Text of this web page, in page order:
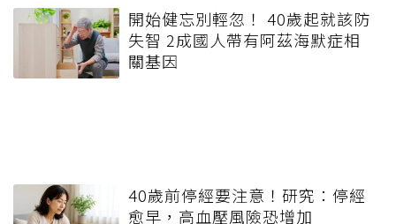
開始健忘別輕忽！ 40歲起就該防
失智 2成國人帶有阿茲海默症相
關基因
40歲前停經要注意！研究：停經
愈早，高血壓風險恐增加